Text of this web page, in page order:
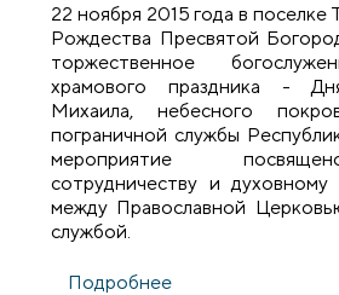
22 ноября 2015 года в поселке
Рождества Пресвятой
торжественное
храмового праздника -
Михаила, небесного
пограничной службы
мероприятие
сотрудничеству и духовному
между Православной
службой.
Подробнее